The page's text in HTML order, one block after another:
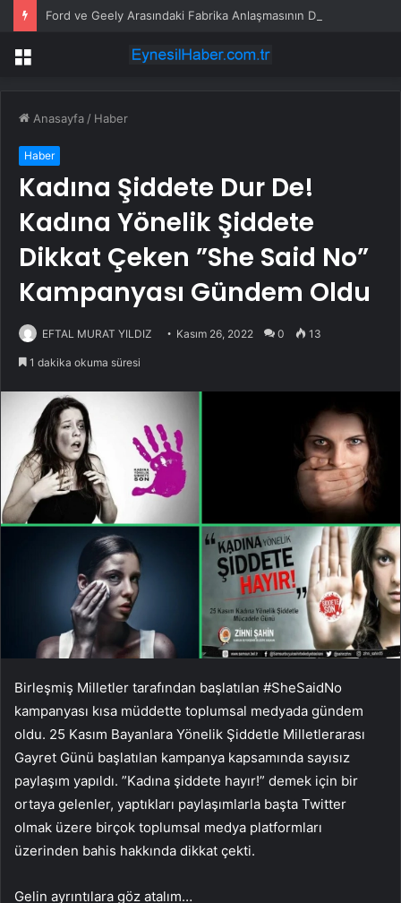
Menü
Anasayfa / Haber
Haber
Kadına Şiddete Dur De!
Kadına Yönelik Şiddete
Dikkat Çeken ”She Said No”
Kampanyası Gündem Oldu
EFTAL MURAT YILDIZ Kasım 26, 2022 0 13
1 dakika okuma süresi
Birleşmiş Milletler tarafından başlatılan #SheSaidNo
kampanyası kısa müddette toplumsal medyada gündem
oldu. 25 Kasım Bayanlara Yönelik Şiddetle Milletlerarası
Gayret Günü başlatılan kampanya kapsamında sayısız
paylaşım yapıldı. ”Kadına şiddete hayır!” demek için bir
ortaya gelenler, yaptıkları paylaşımlarla başta Twitter
olmak üzere birçok toplumsal medya platformları
üzerinden bahis hakkında dikkat çekti.
Gelin ayrıntılara göz atalım…